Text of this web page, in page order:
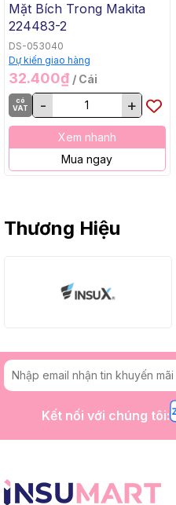
Mặt Bích Trong Makita
224483-2
DS-053040
Dự kiến giao hàng
32.400₫ / Cái
có
VAT
- +
Xem nhanh
Mua ngay
Thương Hiệu
Kết nối với chúng tôi: